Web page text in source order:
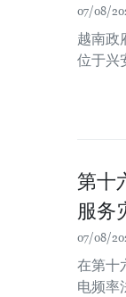
07/08/
越南政
位于兴
第十
服务
07/08/
在第十
电频率